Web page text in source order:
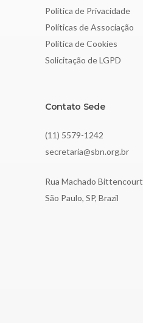
Política de Privacidade
Políticas de Associação
Política de Cookies
Solicitação de LGPD
Contato Sede
(11) 5579-1242
secretaria@sbn.org.br
Rua Machado
São Paulo, SP, Brazil